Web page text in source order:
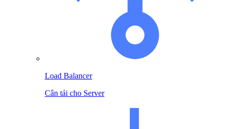
Load Balancer
Cân tải cho Server